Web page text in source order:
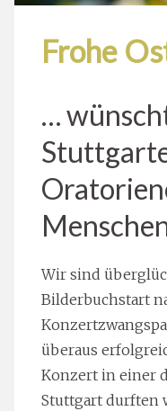
Frohe
…
Wir sind
Bilderbuchstart
überaus
Konzert in einer
Stuttgart durften